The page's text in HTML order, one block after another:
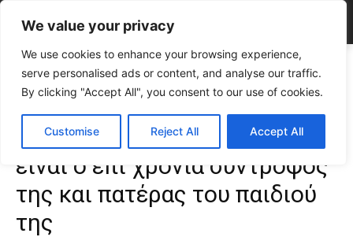
We value your privacy
We use cookies to enhance your browsing experience,
serve personalised ads or content, and analyse our traffic.
By clicking "Accept All", you consent to our use of cookies.
Customise Reject All Accept All
Home CELEBRITIES
Αναστασία Γιούσεφ: Αυτός είναι ο επί χρόνια
σύντροφός της και πατέρας του...
Αναστασία Γιούσεφ: Αυτός
είναι ο επί χρόνια σύντροφός
της και πατέρας του παιδιού
της